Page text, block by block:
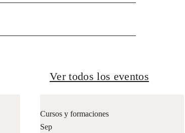
Ver todos los eventos
Cursos y formaciones
Sep